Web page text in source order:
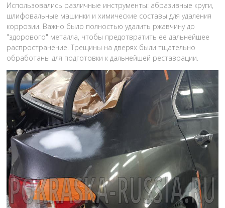
Использовались различные инструменты: абразивные круги,
шлифовальные машинки и химические составы для удаления
коррозии. Важно было полностью удалить ржавчину до
"здорового" металла, чтобы предотвратить ее дальнейшее
распространение. Трещины на дверях были тщательно
обработаны для подготовки к дальнейшей реставрации.